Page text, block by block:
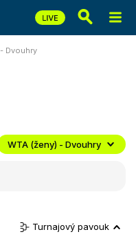
Dvouhry
WTA (ženy) - Dvouhry
Turnajový pavouk